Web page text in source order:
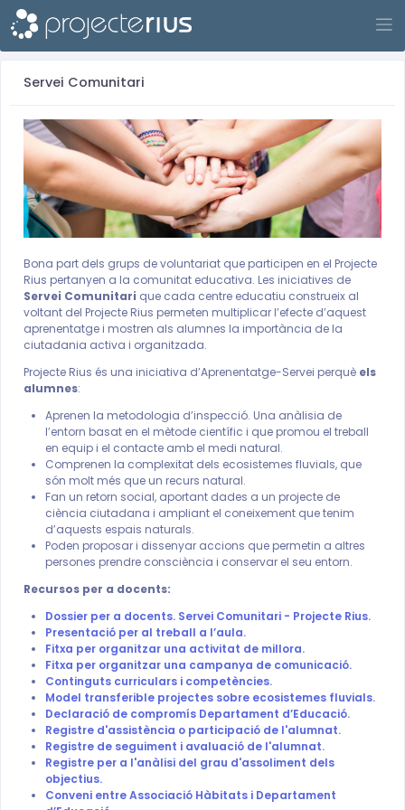
Sign up
Servei Comunitari
Bona part dels grups de voluntariat que participen en el Projecte
Rius pertanyen a la comunitat educativa. Les iniciatives de
Servei Comunitari que cada centre educatiu construeix al
voltant del Projecte Rius permeten multiplicar l’efecte d’aquest
aprenentatge i mostren als alumnes la importància de la
ciutadania activa i organitzada.
Projecte Rius és una iniciativa d’Aprenentatge-Servei perquè els
alumnes:
Aprenen la metodologia d’inspecció. Una anàlisia de
l’entorn basat en el mètode científic i que promou el treball
en equip i el contacte amb el medi natural.
Comprenen la complexitat dels ecosistemes fluvials, que
són molt més que un recurs natural.
Fan un retorn social, aportant dades a un projecte de
ciència ciutadana i ampliant el coneixement que tenim
d’aquests espais naturals.
Poden proposar i dissenyar accions que permetin a altres
persones prendre consciència i conservar el seu entorn.
Recursos per a docents:
Dossier per a docents. Servei Comunitari - Projecte Rius.
Presentació per al treball a l’aula.
Fitxa per organitzar una activitat de millora.
Fitxa per organitzar una campanya de comunicació.
Continguts curriculars i competències.
Model transferible projectes sobre ecosistemes fluvials.
Declaració de compromís Departament d’Educació.
Registre d'assistència o participació de l'alumnat.
Registre de seguiment i avaluació de l'alumnat.
Registre per a l'anàlisi del grau d'assoliment dels
objectius.
Conveni entre Associació Hàbitats i Departament